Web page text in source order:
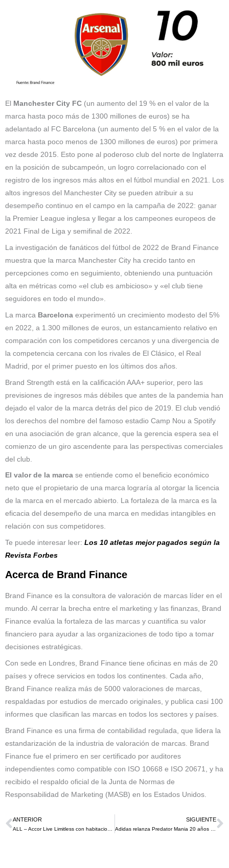
El Manchester City FC (un aumento del 19 % en el valor de la
marca hasta poco más de 1300 millones de euros) se ha
adelantado al FC Barcelona (un aumento del 5 % en el valor de la
marca hasta poco menos de 1300 millones de euros) por primera
vez desde 2015. Esto pone al poderoso club del norte de Inglaterra
en la posición de subcampeón, un logro correlacionado con el
registro de los ingresos más altos en el fútbol mundial en 2021. Los
altos ingresos del Manchester City se pueden atribuir a su
desempeño continuo en el campo en la campaña de 2022: ganar
la Premier League inglesa y llegar a los campeones europeos de
2021 Final de Liga y semifinal de 2022.
La investigación de fanáticos del fútbol de 2022 de Brand Finance
muestra que la marca Manchester City ha crecido tanto en
percepciones como en seguimiento, obteniendo una puntuación
alta en métricas como «el club es ambicioso» y «el club tiene
seguidores en todo el mundo».
La marca Barcelona experimentó un crecimiento modesto del 5%
en 2022, a 1.300 millones de euros, un estancamiento relativo en
comparación con los competidores cercanos y una divergencia de
la competencia cercana con los rivales de El Clásico, el Real
Madrid, por el primer puesto en los últimos dos años.
Brand Strength está en la calificación AAA+ superior, pero las
previsiones de ingresos más débiles que antes de la pandemia han
dejado el valor de la marca detrás del pico de 2019. El club vendió
los derechos del nombre del famoso estadio Camp Nou a Spotify
en una asociación de gran alcance, que la gerencia espera sea el
comienzo de un giro ascendente para las perspectivas comerciales
del club.
El valor de la marca se entiende como el beneficio económico
neto que el propietario de una marca lograría al otorgar la licencia
de la marca en el mercado abierto. La fortaleza de la marca es la
eficacia del desempeño de una marca en medidas intangibles en
relación con sus competidores.
Te puede interesar leer: Los 10 atletas mejor pagados según la
Revista Forbes
Acerca de Brand Finance
Brand Finance es la consultora de valoración de marcas líder en el
mundo. Al cerrar la brecha entre el marketing y las finanzas, Brand
Finance evalúa la fortaleza de las marcas y cuantifica su valor
financiero para ayudar a las organizaciones de todo tipo a tomar
decisiones estratégicas.
Con sede en Londres, Brand Finance tiene oficinas en más de 20
países y ofrece servicios en todos los continentes. Cada año,
Brand Finance realiza más de 5000 valoraciones de marcas,
respaldadas por estudios de mercado originales, y publica casi 100
informes que clasifican las marcas en todos los sectores y países.
Brand Finance es una firma de contabilidad regulada, que lidera la
estandarización de la industria de valoración de marcas. Brand
Finance fue el primero en ser certificado por auditores
independientes como compatible con ISO 10668 e ISO 20671, y ha
recibido el respaldo oficial de la Junta de Normas de
Responsabilidad de Marketing (MASB) en los Estados Unidos.
Ant
ANTERIOR
ALL – Accor Live Limitless con habitaciones temáticas recuerda la infancia de 5 jugadores del PSG
SIGUIENTE
Adidas relanza Predator Mania 20 años después del gol Zidane en la final de UCL en el 2002